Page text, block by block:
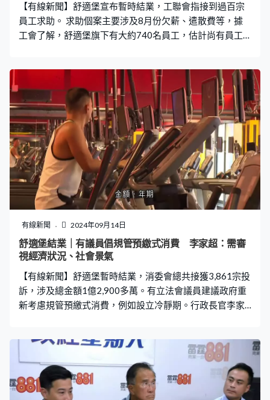
遣散費近十萬
【有線新聞】舒適堡宣布暫時結業，工聯會指接到過百宗
員工求助。 求助個案主要涉及8月份欠薪、遣散費等，據
工會了解，舒適堡旗下有大約740名員工，估計尚有員工
工出席。新公司Healthy在舒適堡灣仔分店運作，工會呼籲
Healthy應盡快交代與舒適堡的關係，以便員工及顧客繼續
跟進。 九龍東（工聯會）鄧家彪：「如果兩家是獨立的，
簽署這些是沒有意思的，因為Healthy讓你不要追討舒適
堡，但它又不是代表舒適堡，所以如果有顧客和員工加入
或享用服務，同時再追討舒適堡不會有甚麼問題，如果兩
家公司是獨立的，關鍵是Healthy從來沒有出來交代它是
誰。」
有線新聞 2024年09月14日
舒適堡結業｜有議員倡規管預繳式消費 李家超：需審
視經濟狀況、社會景氣
【有線新聞】舒適堡暫時結業，消委會總共接獲3,861宗投
訴，涉及總金額1億2,900多萬。有立法會議員建議政府重
新考慮規管預繳式消費，例如設立冷靜期。行政長官李家
映社會有需要立法管制預繳式消費。勞工界（工聯會）立
法會議員郭偉強：「海外的經驗可能是一個劃線的金額、
年期。另一樣需要劃線的可能是中心的營運能力，包括租
約的長短、考慮預繳式消費限制於甚麼位置。」新界西北